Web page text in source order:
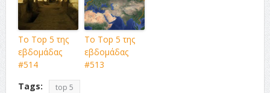
Το Top 5 της
εβδομάδας
#514
Το Top 5 της
εβδομάδας
#513
Tags:
top 5